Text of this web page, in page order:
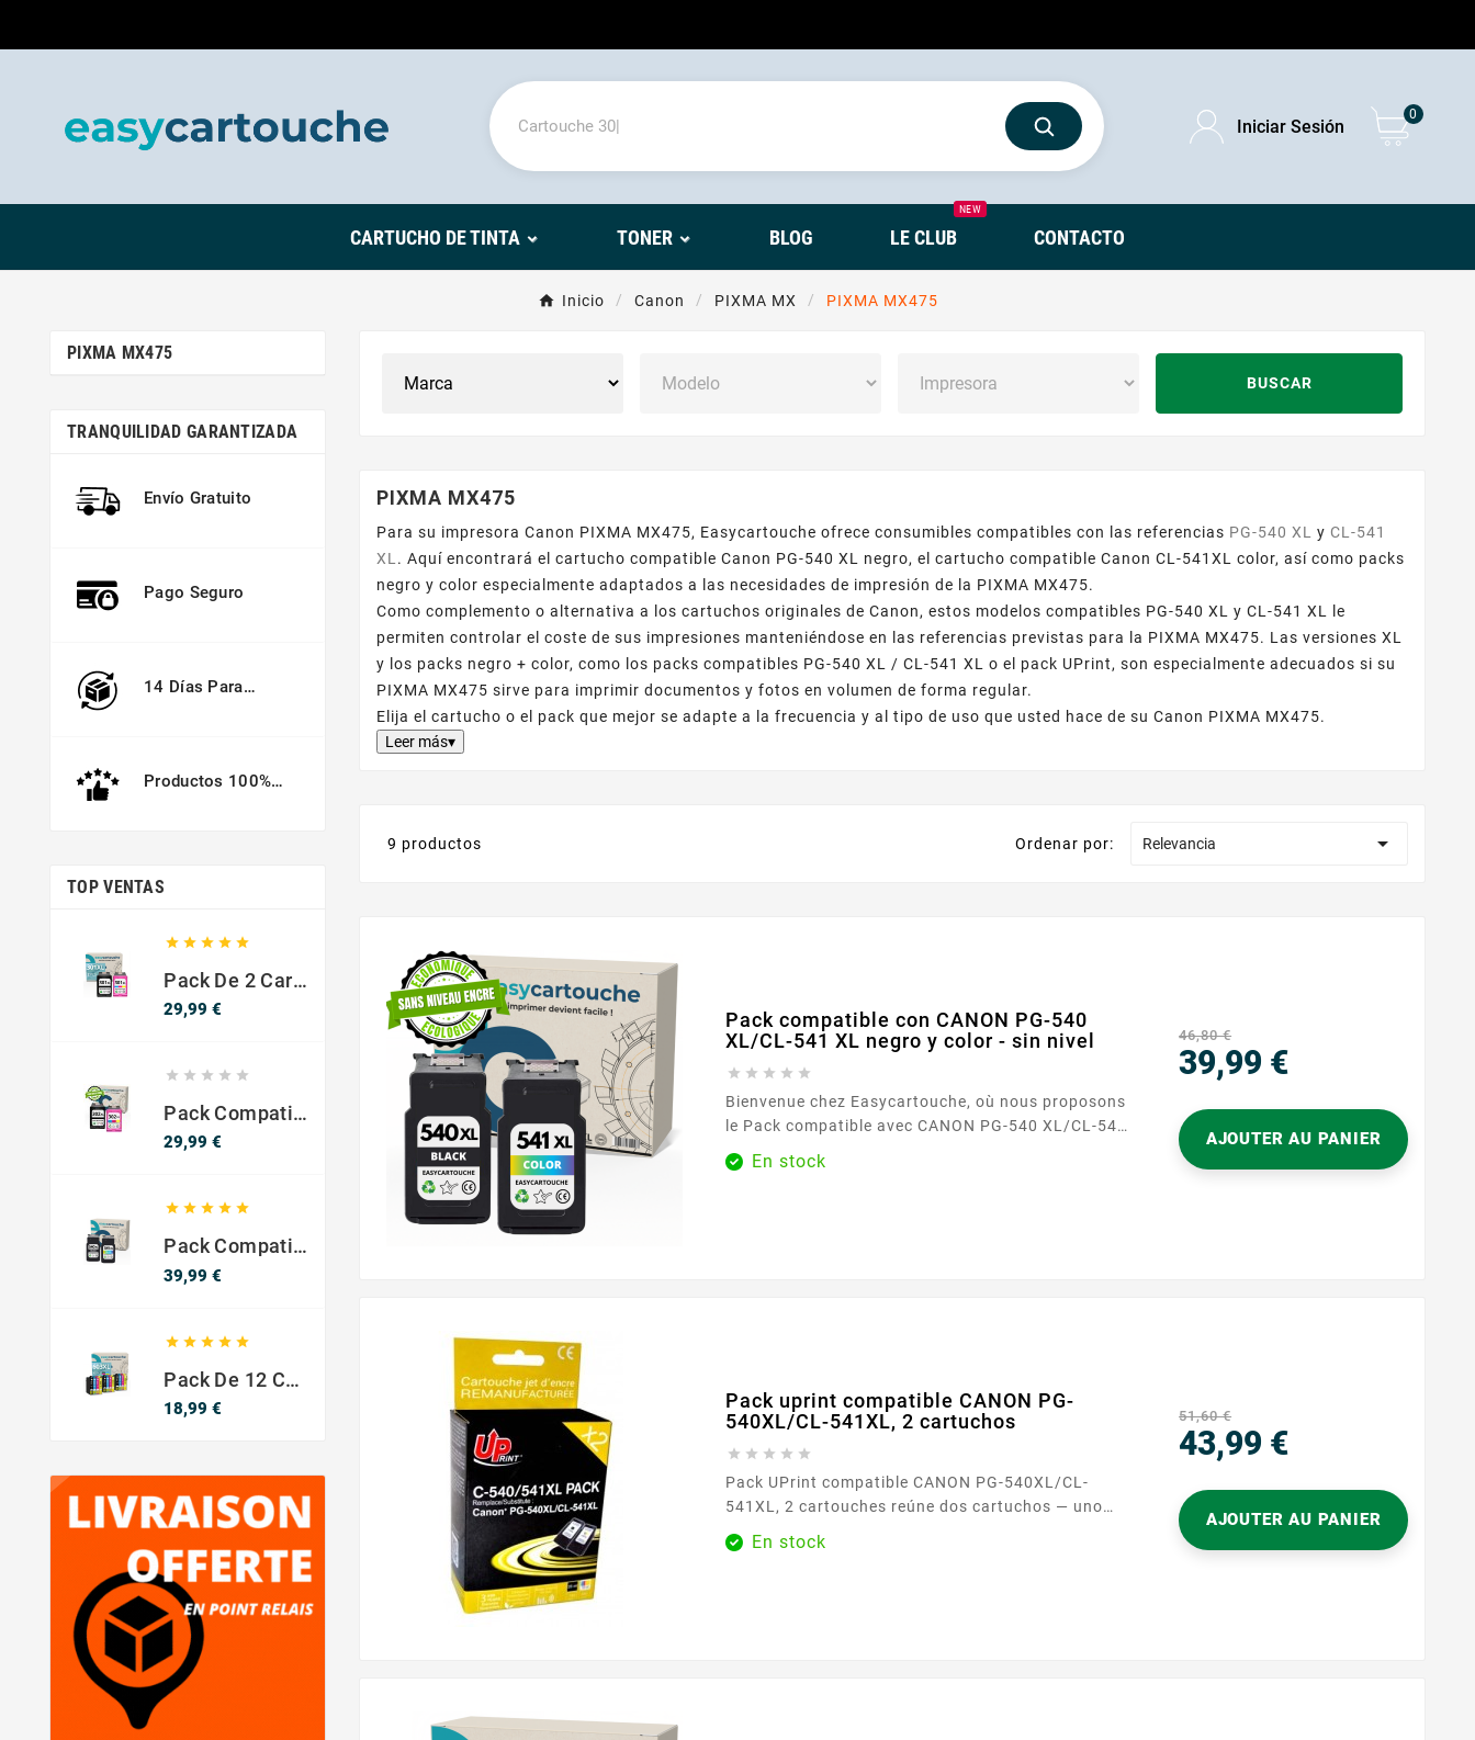
Iniciar Sesión
0
CARTUCHO DE TINTA TONER BLOG LE CLUB
NEW
CONTACTO
Inicio Canon PIXMA MX PIXMA MX475
PIXMA MX475
TRANQUILIDAD GARANTIZADA
Envío Gratuito
Pago Seguro
14 Días Para
Productos 100%
TOP VENTAS
    
Pack De 2 Cartuchos Compatibles Con HP 301 XL Negro Y Color
29,99 €
    
Pack Compatible Con HP 302 XL Negro Y Color - SIN NIVEL DE TINTA
29,99 €
    
Pack Compatible Canon PG-540 XL / CL-541 XL ? Negro Y Color ? Alta Capacidad
39,99 €
    
Pack De 12 Cartuchos Compatibles EPSON 603XL
18,99 €
BUSCAR
PIXMA MX475
Para su impresora Canon PIXMA MX475, Easycartouche ofrece consumibles compatibles con las referencias PG-540 XL yCL-541
XL . Aquí encontrará el cartucho compatible Canon PG-540 XL negro, el cartucho compatible Canon CL-541XL color, así como packs
negro y color especialmente adaptados a las necesidades de impresión de la PIXMA MX475.
Como complemento o alternativa a los cartuchos originales de Canon, estos modelos compatibles PG-540 XL y CL-541 XL le
permiten controlar el coste de sus impresiones manteniéndose en las referencias previstas para la PIXMA MX475. Las versiones XL
y los packs negro + color, como los packs compatibles PG-540 XL / CL-541 XL o el pack UPrint, son especialmente adecuados si su
PIXMA MX475 sirve para imprimir documentos y fotos en volumen de forma regular.
Elija el cartucho o el pack que mejor se adapte a la frecuencia y al tipo de uso que usted hace de su Canon PIXMA MX475.
Leer más▾
9 productos Ordenar por: Relevancia 
Pack compatible con CANON PG-540
XL/CL-541 XL negro y color - sin nivel
    
Bienvenue chez Easycartouche, où nous proposons
le Pack compatible avec CANON PG-540 XL/CL-541
XL noir et couleur - Sans niveau , conçu pour
répondre à tous vos besoins d'impression avec
En stock
46,80 €
39,99 €
AJOUTER AU PANIER
Pack uprint compatible CANON PG-
540XL/CL-541XL, 2 cartuchos
    
Pack UPrint compatible CANON PG-540XL/CL-
541XL, 2 cartouches reúne dos cartuchos — uno
negro y uno tricolor — pensados para las
impresiones del día a día. Cubre tanto los textos
En stock
51,60 €
43,99 €
AJOUTER AU PANIER